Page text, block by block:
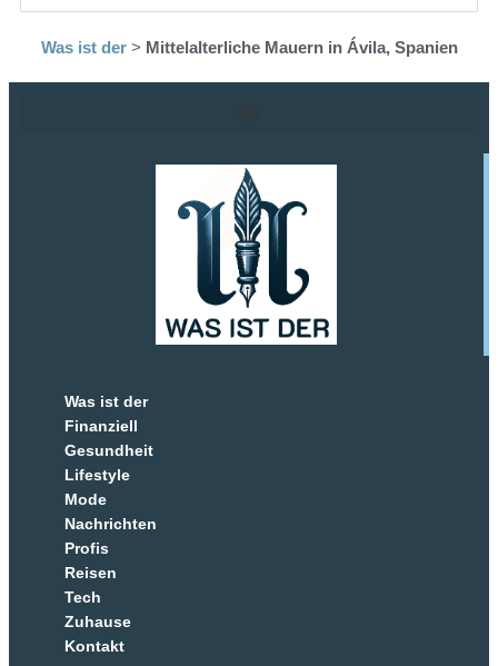
Was ist der> Mittelalterliche Mauern in Ávila, Spanien
Was ist der
Finanziell
Gesundheit
Lifestyle
Mode
Nachrichten
Profis
Reisen
Tech
Zuhause
Kontakt